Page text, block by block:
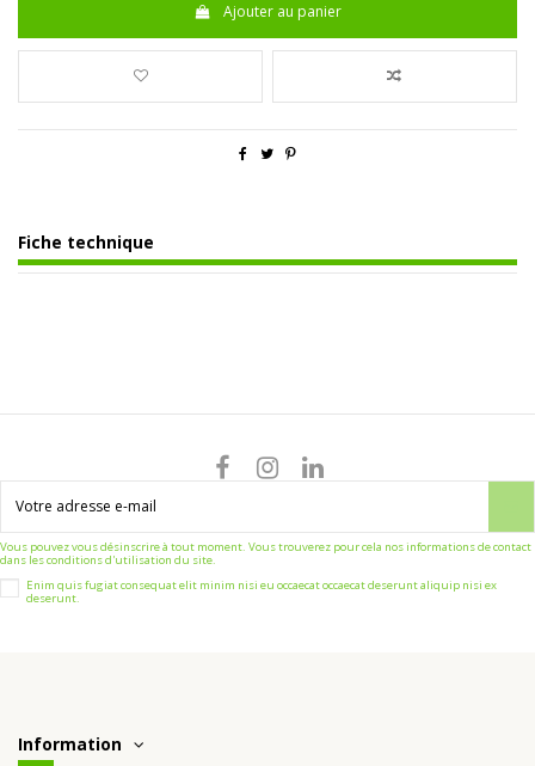
Ajouter au panier
Fiche technique
Vous pouvez vous désinscrire à tout moment. Vous trouverez pour cela nos informations de contact
dans les conditions d'utilisation du site.
Enim quis fugiat consequat elit minim nisi eu occaecat occaecat deserunt aliquip nisi ex
deserunt.
Information